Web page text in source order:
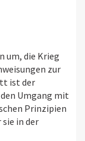
um, die Krieg
zur
ist der
Umgang mit
Prinzipien
in der